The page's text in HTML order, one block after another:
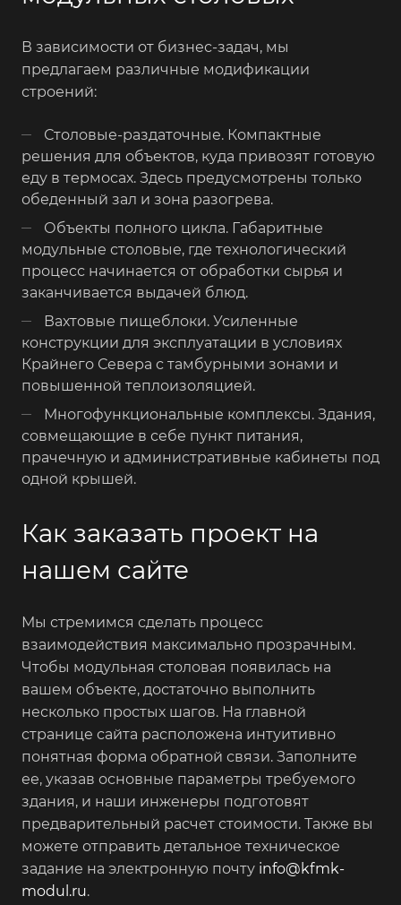
В зависимости от бизнес-задач, мы
предлагаем различные модификации
строений:
Столовые-раздаточные. Компактные
решения для объектов, куда привозят готовую
еду в термосах. Здесь предусмотрены только
обеденный зал и зона разогрева.
Объекты полного цикла. Габаритные
модульные столовые, где технологический
процесс начинается от обработки сырья и
заканчивается выдачей блюд.
Вахтовые пищеблоки. Усиленные
конструкции для эксплуатации в условиях
Крайнего Севера с тамбурными зонами и
повышенной теплоизоляцией.
Многофункциональные комплексы. Здания,
совмещающие в себе пункт питания,
прачечную и административные кабинеты под
одной крышей.
Как заказать проект на
нашем сайте
Мы стремимся сделать процесс
взаимодействия максимально прозрачным.
Чтобы модульная столовая появилась на
вашем объекте, достаточно выполнить
несколько простых шагов. На главной
странице сайта расположена интуитивно
понятная форма обратной связи. Заполните
ее, указав основные параметры требуемого
здания, и наши инженеры подготовят
предварительный расчет стоимости. Также вы
можете отправить детальное техническое
задание на электронную почту info@kfmk-
modul.ru.